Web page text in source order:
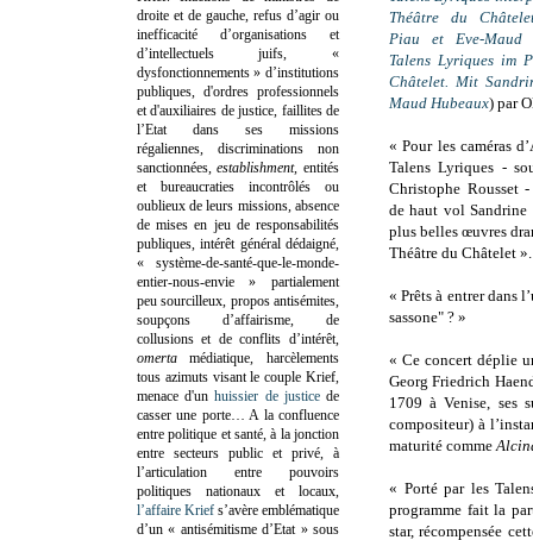
Théâtre du
Piau et Eve-Maud
Talens Lyriques im
Châtelet. Mit
Maud Hubeaux) par
« Pour les caméras
Talens Lyriques -
Christophe Rousset
de haut vol Sandrine
plus belles œuvres
Théâtre du Châtelet ».
« Prêts à entrer dans
sassone" ? »
« Ce concert déplie
Georg Friedrich
1709 à Venise, ses
compositeur) à
maturité comme
« Porté par les
programme fait la
star, récompensée
droite et de gauche, refus d’agir ou
inefficacité d’organisations et
d’intellectuels juifs, «
dysfonctionnements » d’institutions
publiques, d'ordres professionnels
et d'auxiliaires de justice, faillites de
l’Etat dans ses missions
régaliennes, discriminations non
sanctionnées,establishment, entités
et bureaucraties incontrôlés ou
oublieux de leurs missions, absence
de mises en jeu de responsabilités
publiques, intérêt général dédaigné,
« système-de-santé-que-le-monde-
entier-nous-envie » partialement
peu sourcilleux, propos antisémites,
soupçons d’affairisme, de
collusions et de conflits d’intérêt,
omertamédiatique, harcèlements
tous azimuts visant le couple Krief,
menace d'unhuissier de justicede
casser une porte… A la confluence
entre politique et santé, à la jonction
entre secteurs public et privé, à
l’articulation entre pouvoirs
politiques nationaux et locaux,
l’affaire Krief s’avère emblématique
d’un « antisémitisme d’Etat » sous